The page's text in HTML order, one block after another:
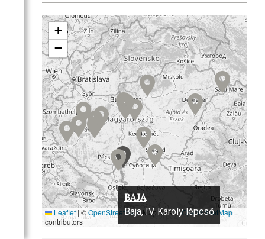
PROGRAM
+
−
Leaflet | ©OpenStreetMap, Map data ©OpenStreetMap
contributors
BAJA
Baja, IV. Károly lépcső